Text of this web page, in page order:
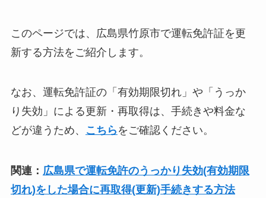
このページでは、広島県竹原市で運転免許証を更
新する方法をご紹介します。
なお、運転免許証の「有効期限切れ」や「うっか
り失効」による更新・再取得は、手続きや料金な
どが違うため、
こちら をご確認ください。
関連： 広島県で運転免許のうっかり失効(有効期限
切れ)をした場合に再取得(更新)手続きする方法